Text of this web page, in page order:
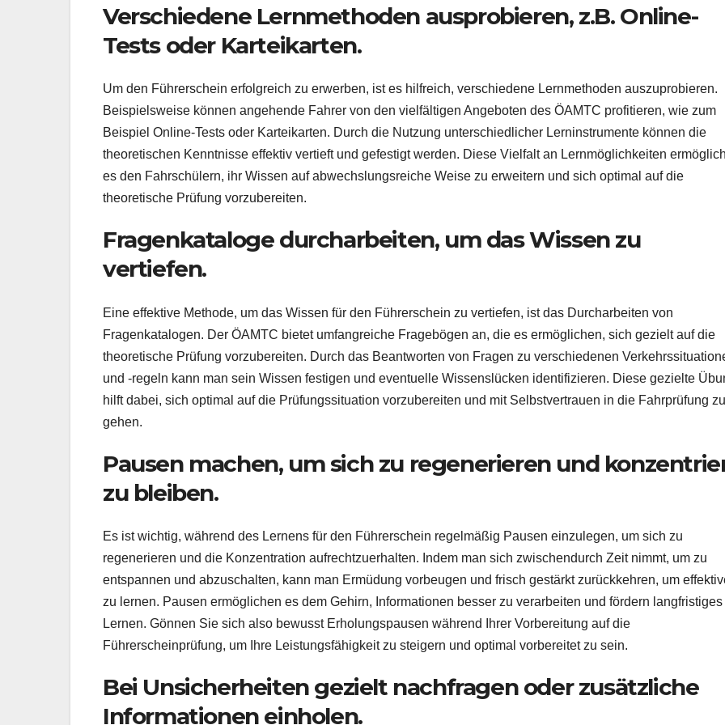
Verschiedene Lernmethoden ausprobieren, z.B. Online-
Tests oder Karteikarten.
Um den Führerschein erfolgreich zu erwerben, ist es hilfreich, verschiedene Lernmethoden auszuprobieren.
Beispielsweise können angehende Fahrer von den vielfältigen Angeboten des ÖAMTC profitieren, wie zum
Beispiel Online-Tests oder Karteikarten. Durch die Nutzung unterschiedlicher Lerninstrumente können die
theoretischen Kenntnisse effektiv vertieft und gefestigt werden. Diese Vielfalt an Lernmöglichkeiten
es den Fahrschülern, ihr Wissen auf abwechslungsreiche Weise zu erweitern und sich optimal auf die
theoretische Prüfung vorzubereiten.
Fragenkataloge durcharbeiten, um das Wissen zu
vertiefen.
Eine effektive Methode, um das Wissen für den Führerschein zu vertiefen, ist das Durcharbeiten von
Fragenkatalogen. Der ÖAMTC bietet umfangreiche Fragebögen an, die es ermöglichen, sich gezielt auf die
theoretische Prüfung vorzubereiten. Durch das Beantworten von Fragen zu verschiedenen
und -regeln kann man sein Wissen festigen und eventuelle Wissenslücken identifizieren. Diese gezielte
hilft dabei, sich optimal auf die Prüfungssituation vorzubereiten und mit Selbstvertrauen in die Fahrprüfung zu
gehen.
Pausen machen, um sich zu regenerieren und
zu bleiben.
Es ist wichtig, während des Lernens für den Führerschein regelmäßig Pausen einzulegen, um sich zu
regenerieren und die Konzentration aufrechtzuerhalten. Indem man sich zwischendurch Zeit nimmt, um zu
entspannen und abzuschalten, kann man Ermüdung vorbeugen und frisch gestärkt zurückkehren, um
zu lernen. Pausen ermöglichen es dem Gehirn, Informationen besser zu verarbeiten und fördern langfristiges
Lernen. Gönnen Sie sich also bewusst Erholungspausen während Ihrer Vorbereitung auf die
Führerscheinprüfung, um Ihre Leistungsfähigkeit zu steigern und optimal vorbereitet zu sein.
Bei Unsicherheiten gezielt nachfragen oder zusätzliche
Informationen einholen.